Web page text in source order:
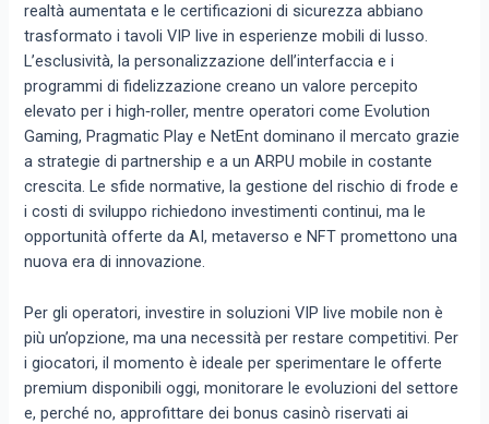
realtà aumentata e le certificazioni di sicurezza abbiano
trasformato i tavoli VIP live in esperienze mobili di lusso.
L’esclusività, la personalizzazione dell’interfaccia e i
programmi di fidelizzazione creano un valore percepito
elevato per i high‑roller, mentre operatori come Evolution
Gaming, Pragmatic Play e NetEnt dominano il mercato grazie
a strategie di partnership e a un ARPU mobile in costante
crescita. Le sfide normative, la gestione del rischio di frode e
i costi di sviluppo richiedono investimenti continui, ma le
opportunità offerte da AI, metaverso e NFT promettono una
nuova era di innovazione.
Per gli operatori, investire in soluzioni VIP live mobile non è
più un’opzione, ma una necessità per restare competitivi. Per
i giocatori, il momento è ideale per sperimentare le offerte
premium disponibili oggi, monitorare le evoluzioni del settore
e, perché no, approfittare dei bonus casinò riservati ai